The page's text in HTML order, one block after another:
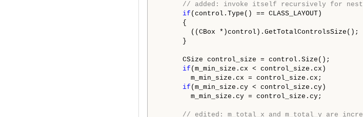
// added: invoke itself recursively for
if (control.Type() == CLASS_LAYOUT)
      {
        ((CBox *)control).GetTotalControlsSize();
      }
      CSize control_size = control.Size();
if (m_min_size.cx < control_size.cx)
        m_min_size.cx = control_size.cx;
if (m_min_size.cy < control_size.cy)
        m_min_size.cy = control_size.cy;
// edited: m_total_x and m_total_y are